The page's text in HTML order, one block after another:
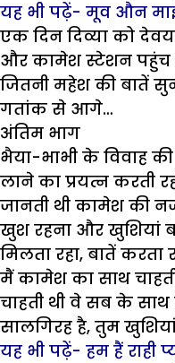
यह भी पढ़ें- मूव औन
एक दिन दिव्या को
और कामेश स्टेशन पहुंच
जितनी महेश की बातें
गतांक से आगे…
अंतिम भाग
भैया-भाभी के विवाह
लाने का प्रयत्न करती
जानती थी कामेश की
खुश रहना और खुशियां
मिलता रहा, बातें करता
मैं कामेश का साथ
चाहती थी वे सब के
सालगिरह है, तुम
यह भी पढ़ें- हम हैं राही